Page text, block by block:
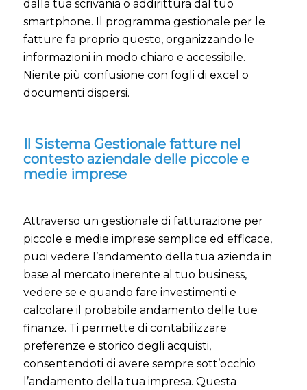
dalla tua scrivania o addirittura dal tuo
smartphone. Il programma gestionale per le
fatture fa proprio questo, organizzando le
informazioni in modo chiaro e accessibile.
Niente più confusione con fogli di excel o
documenti dispersi.
Il Sistema Gestionale fatture nel
contesto aziendale delle piccole e
medie imprese
Attraverso un gestionale di fatturazione per
piccole e medie imprese semplice ed efficace,
puoi vedere l’andamento della tua azienda in
base al mercato inerente al tuo business,
vedere se e quando fare investimenti e
calcolare il probabile andamento delle tue
finanze. Ti permette di contabilizzare
preferenze e storico degli acquisti,
consentendoti di avere sempre sott’occhio
l’andamento della tua impresa. Questa